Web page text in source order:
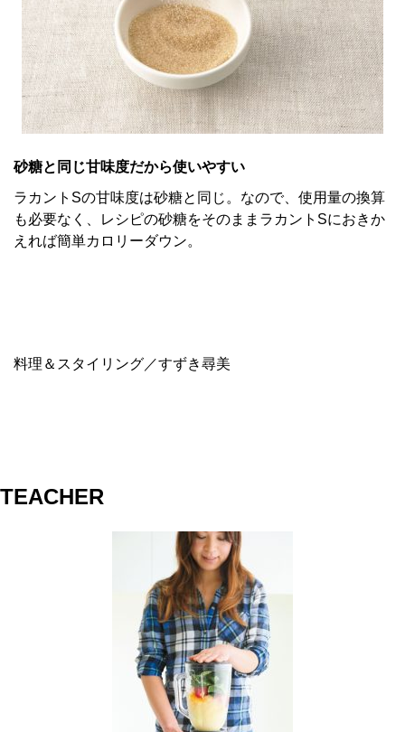
砂糖と同じ甘味度だから使いやすい
ラカントSの甘味度は砂糖と同じ。なので、使用量の換算
も必要なく、レシピの砂糖をそのままラカントSにおきか
えれば簡単カロリーダウン。
料理＆スタイリング／すずき尋美
TEACHER